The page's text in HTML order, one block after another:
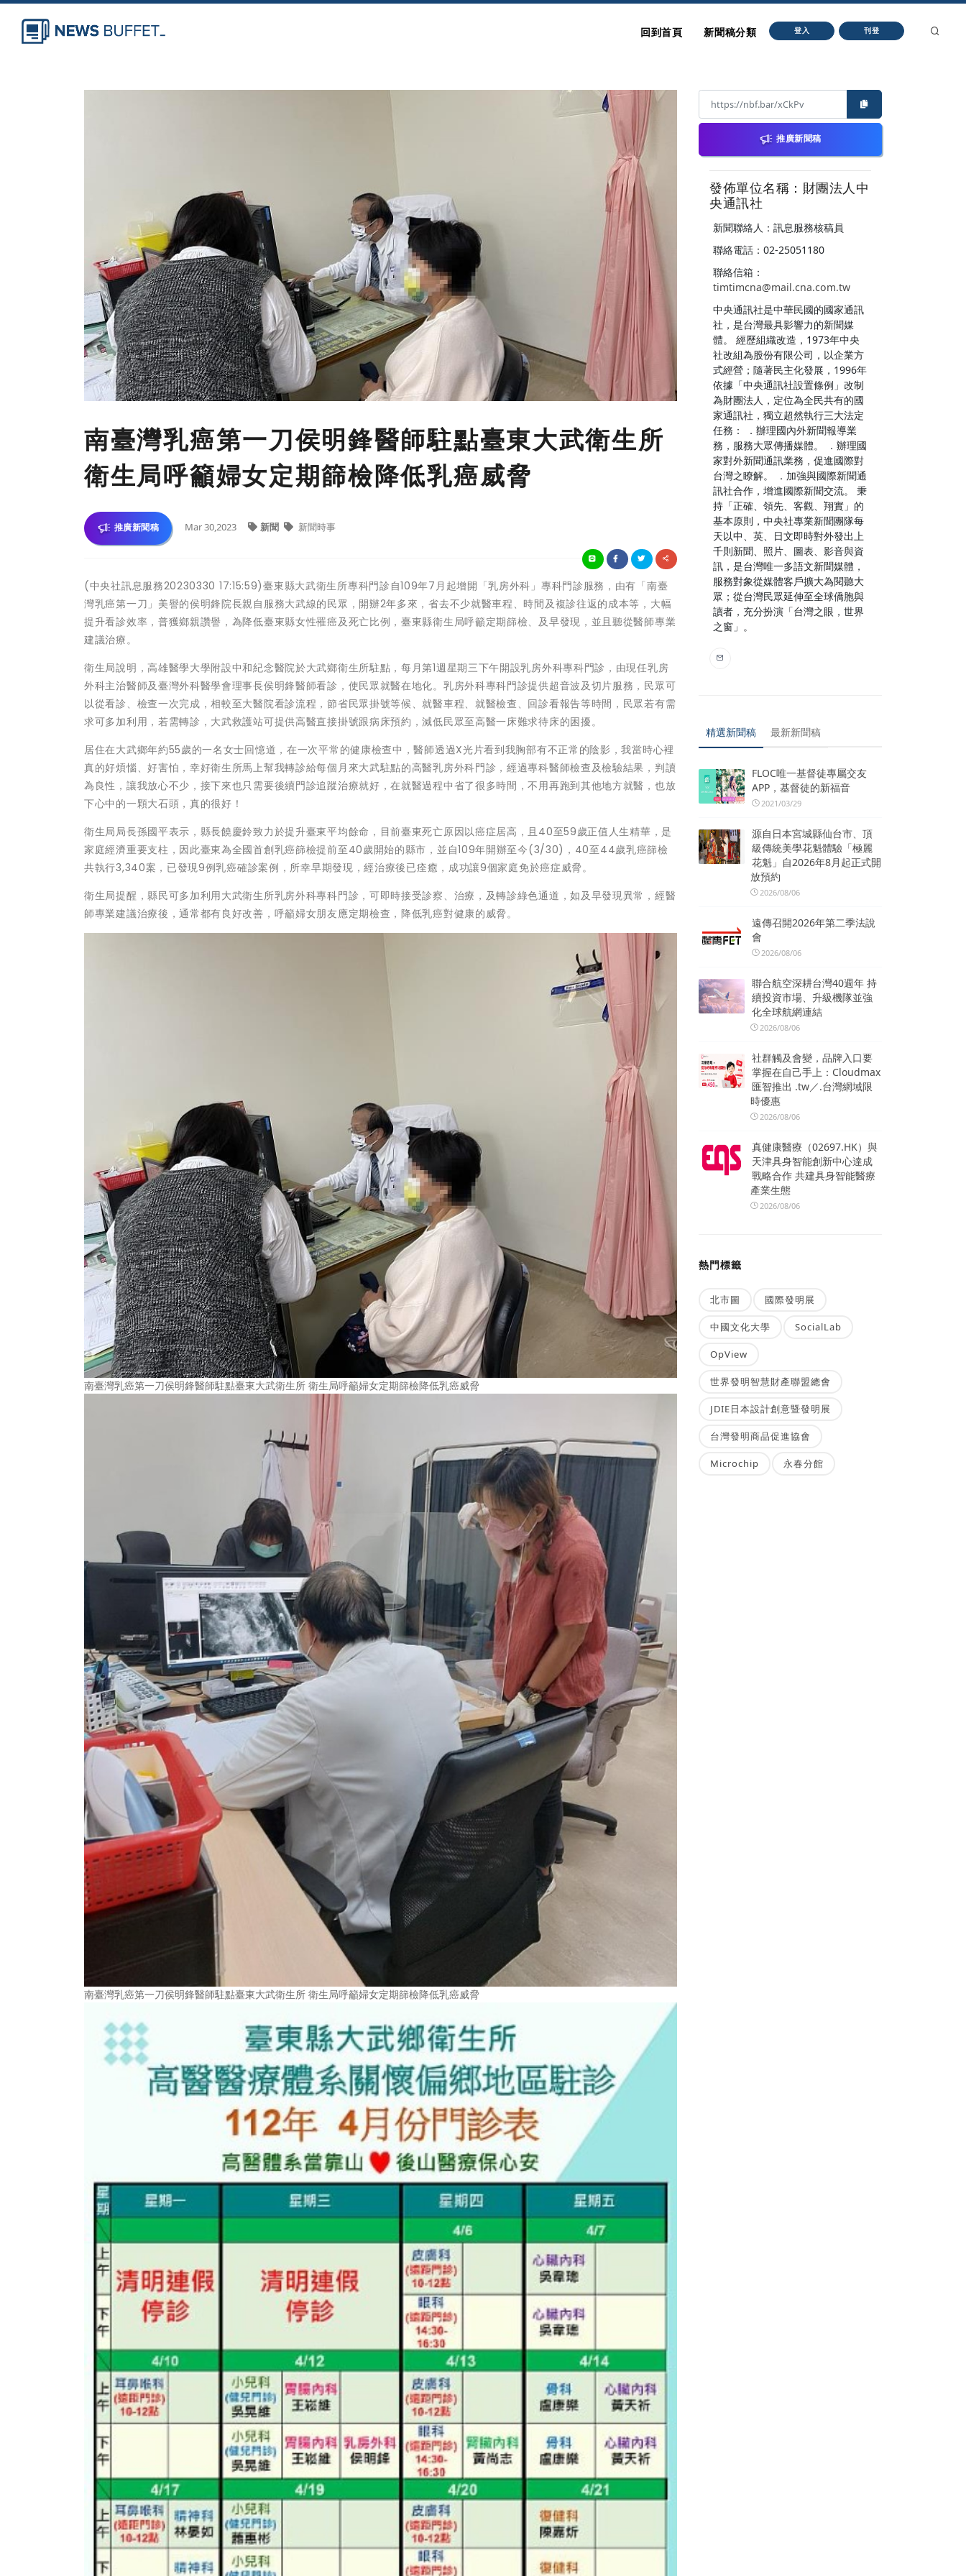
回到首頁 新聞稿分類 登入 刊登
南臺灣乳癌第一刀侯明鋒醫師駐點臺東大武衛生所
衛生局呼籲婦女定期篩檢降低乳癌威脅
推廣新聞稿 Mar 30,2023 新聞 新聞時事
(中央社訊息服務20230330 17:15:59)臺東縣大武衛生所專科門診自109年7月起增開「乳房外科」專科門診服務，由有「南臺
灣乳癌第一刀」美譽的侯明鋒院長親自服務大武線的民眾，開辦2年多來，省去不少就醫車程、時間及複診往返的成本等，大幅
提升看診效率，普獲鄉親讚譽，為降低臺東縣女性罹癌及死亡比例，臺東縣衛生局呼籲定期篩檢、及早發現，並且聽從醫師專業
建議治療。
衛生局說明，高雄醫學大學附設中和紀念醫院於大武鄉衛生所駐點，每月第1週星期三下午開設乳房外科專科門診，由現任乳房
外科主治醫師及臺灣外科醫學會理事長侯明鋒醫師看診，使民眾就醫在地化。乳房外科專科門診提供超音波及切片服務，民眾可
以從看診、檢查一次完成，相較至大醫院看診流程，節省民眾掛號等候、就醫車程、就醫檢查、回診看報告等時間，民眾若有需
求可多加利用，若需轉診，大武救護站可提供高醫直接掛號跟病床預約，減低民眾至高醫一床難求待床的困擾。
居住在大武鄉年約55歲的一名女士回憶道，在一次平常的健康檢查中，醫師透過X光片看到我胸部有不正常的陰影，我當時心裡
真的好煩惱、好害怕，幸好衛生所馬上幫我轉診給每個月來大武駐點的高醫乳房外科門診，經過專科醫師檢查及檢驗結果，判讀
為良性，讓我放心不少，接下來也只需要後續門診追蹤治療就好，在就醫過程中省了很多時間，不用再跑到其他地方就醫，也放
下心中的一顆大石頭，真的很好！
衛生局局長孫國平表示，縣長饒慶鈴致力於提升臺東平均餘命，目前臺東死亡原因以癌症居高，且40至59歲正值人生精華，是
家庭經濟重要支柱，因此臺東為全國首創乳癌篩檢提前至40歲開始的縣市，並自109年開辦至今(3/30)，40至44歲乳癌篩檢
共執行3,340案，已發現9例乳癌確診案例，所幸早期發現，經治療後已痊癒，成功讓9個家庭免於癌症威脅。
衛生局提醒，縣民可多加利用大武衛生所乳房外科專科門診，可即時接受診察、治療，及轉診綠色通道，如及早發現異常，經醫
師專業建議治療後，通常都有良好改善，呼籲婦女朋友應定期檢查，降低乳癌對健康的威脅。
南臺灣乳癌第一刀侯明鋒醫師駐點臺東大武衛生所 衛生局呼籲婦女定期篩檢降低乳癌威脅
南臺灣乳癌第一刀侯明鋒醫師駐點臺東大武衛生所 衛生局呼籲婦女定期篩檢降低乳癌威脅
推廣新聞稿
發佈單位名稱：財團法人中
央通訊社
新聞聯絡人：訊息服務核稿員
聯絡電話：02-25051180
聯絡信箱：
timtimcna@mail.cna.com.tw
中央通訊社是中華民國的國家通訊
社，是台灣最具影響力的新聞媒
體。 經歷組織改造，1973年中央
社改組為股份有限公司，以企業方
式經營；隨著民主化發展，1996年
依據「中央通訊社設置條例」改制
為財團法人，定位為全民共有的國
家通訊社，獨立超然執行三大法定
任務： ．辦理國內外新聞報導業
務，服務大眾傳播媒體。 ．辦理國
家對外新聞通訊業務，促進國際對
台灣之瞭解。 ．加強與國際新聞通
訊社合作，增進國際新聞交流。 秉
持「正確、領先、客觀、翔實」的
基本原則，中央社專業新聞團隊每
天以中、英、日文即時對外發出上
千則新聞、照片、圖表、影音與資
訊，是台灣唯一多語文新聞媒體，
服務對象從媒體客戶擴大為閱聽大
眾；從台灣民眾延伸至全球僑胞與
讀者，充分扮演「台灣之眼，世界
之窗」。
精選新聞稿 最新新聞稿
FLOC唯一基督徒專屬交友
APP，基督徒的新福音
2021/03/29
源自日本宮城縣仙台市、頂
級傳統美學花魁體驗「極麗
花魁」自2026年8月起正式開
放預約
2026/08/06
遠傳召開2026年第二季法說
會
2026/08/06
聯合航空深耕台灣40週年 持
續投資市場、升級機隊並強
化全球航網連結
2026/08/06
社群觸及會變，品牌入口要
掌握在自己手上：Cloudmax
匯智推出 .tw／.台灣網域限
時優惠
2026/08/06
真健康醫療（02697.HK）與
天津具身智能創新中心達成
戰略合作 共建具身智能醫療
產業生態
2026/08/06
熱門標籤
北市圖 國際發明展
中國文化大學 SocialLab
OpView
世界發明智慧財產聯盟總會
JDIE日本設計創意暨發明展
台灣發明商品促進協會
Microchip 永春分館